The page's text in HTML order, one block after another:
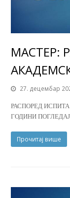
МАСТЕР:
27. децембар
РАСПОРЕД
ГОДИНИ
Прочитај више